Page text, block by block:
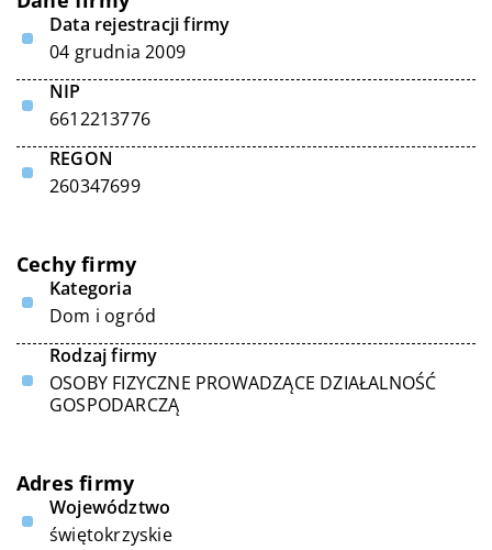
Data rejestracji firmy
04 grudnia 2009
NIP
6612213776
REGON
260347699
Cechy firmy
Kategoria
Dom i ogród
Rodzaj firmy
OSOBY FIZYCZNE PROWADZĄCE DZIAŁALNOŚĆ
GOSPODARCZĄ
Adres firmy
Województwo
świętokrzyskie